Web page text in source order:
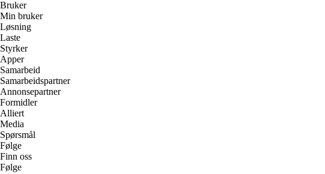
Bruker
Min bruker
Løsning
Laste
Styrker
Apper
Samarbeid
Samarbeidspartner
Annonsepartner
Formidler
Alliert
Media
Spørsmål
Følge
Finn oss
Følge